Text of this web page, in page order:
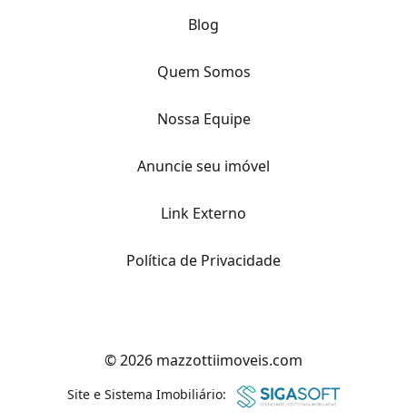
Blog
Quem Somos
Nossa Equipe
Anuncie seu imóvel
Link Externo
Política de Privacidade
© 2026 mazzottiimoveis.com
Site e Sistema Imobiliário: